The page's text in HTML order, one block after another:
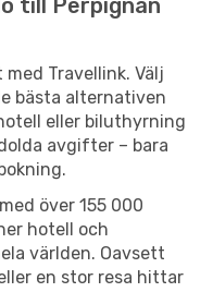
till Perpignan
Travellink. Välj
bästa alternativen
eller biluthyrning
avgifter – bara
över 155 000
hotell och
världen. Oavsett
en stor resa hittar